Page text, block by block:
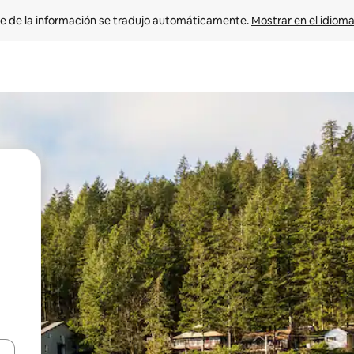
de la información se tradujo automáticamente. Mostrar en el